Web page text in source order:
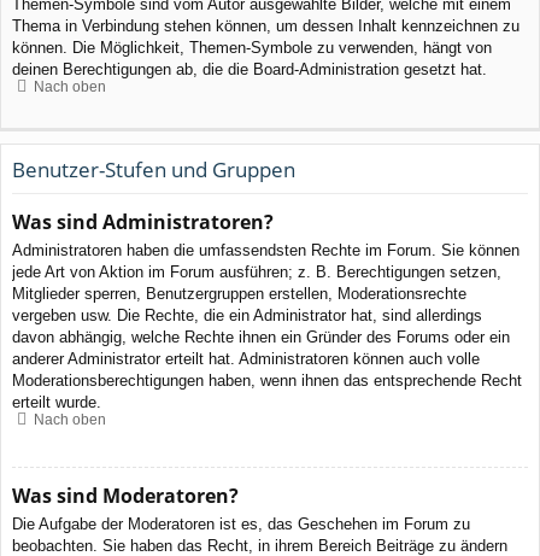
Themen-Symbole sind vom Autor ausgewählte Bilder, welche mit einem
Thema in Verbindung stehen können, um dessen Inhalt kennzeichnen zu
können. Die Möglichkeit, Themen-Symbole zu verwenden, hängt von
deinen Berechtigungen ab, die die Board-Administration gesetzt hat.
Nach oben
Benutzer-Stufen und Gruppen
Was sind Administratoren?
Administratoren haben die umfassendsten Rechte im Forum. Sie können
jede Art von Aktion im Forum ausführen; z. B. Berechtigungen setzen,
Mitglieder sperren, Benutzergruppen erstellen, Moderationsrechte
vergeben usw. Die Rechte, die ein Administrator hat, sind allerdings
davon abhängig, welche Rechte ihnen ein Gründer des Forums oder ein
anderer Administrator erteilt hat. Administratoren können auch volle
Moderationsberechtigungen haben, wenn ihnen das entsprechende Recht
erteilt wurde.
Nach oben
Was sind Moderatoren?
Die Aufgabe der Moderatoren ist es, das Geschehen im Forum zu
beobachten. Sie haben das Recht, in ihrem Bereich Beiträge zu ändern